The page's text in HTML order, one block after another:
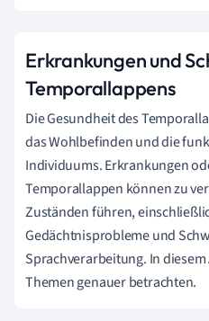
Erkrankungen und
Temporallappens
Die Gesundheit des
das Wohlbefinden und die
Individuums. Erkrankungen
Temporallappen können zu
Zuständen führen,
Gedächtnisprobleme und
Sprachverarbeitung. In
Themen genauer betrachten.